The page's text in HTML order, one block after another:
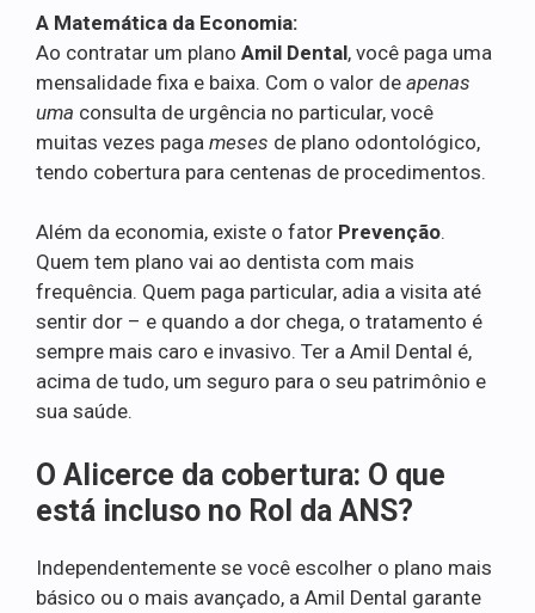
A Matemática da Economia:
Ao contratar um plano Amil Dental, você paga uma
mensalidade fixa e baixa. Com o valor de apenas
uma consulta de urgência no particular, você
muitas vezes paga meses de plano odontológico,
tendo cobertura para centenas de procedimentos.
Além da economia, existe o fator Prevenção.
Quem tem plano vai ao dentista com mais
frequência. Quem paga particular, adia a visita até
sentir dor – e quando a dor chega, o tratamento é
sempre mais caro e invasivo. Ter a Amil Dental é,
acima de tudo, um seguro para o seu patrimônio e
sua saúde.
O Alicerce da cobertura: O que
está incluso no Rol da ANS?
Independentemente se você escolher o plano mais
básico ou o mais avançado, a Amil Dental garante